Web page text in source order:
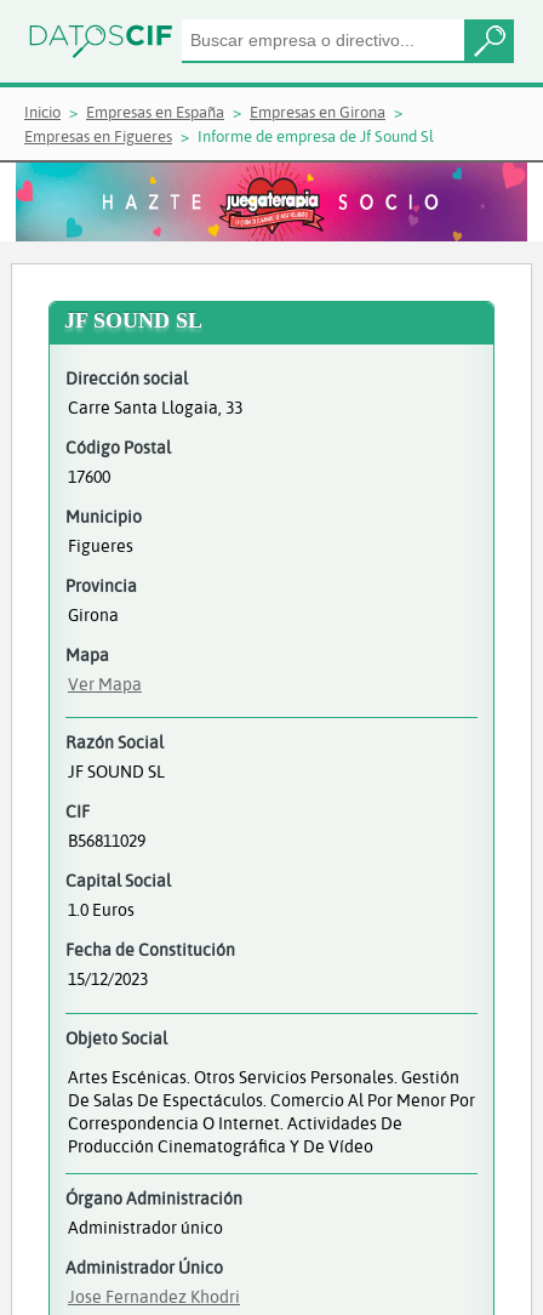
Inicio Empresas en España
Empresas en Girona
Empresas en Figueres
Informe de empresa de Jf Sound Sl
JF SOUND SL
Dirección social
Carre Santa Llogaia, 33
Código Postal
17600
Municipio
Figueres
Provincia
Girona
Mapa
Ver Mapa
Razón Social
JF SOUND SL
CIF
B56811029
Capital Social
1.0 Euros
Fecha de Constitución
15/12/2023
Objeto Social
Artes Escénicas. Otros Servicios Personales. Gestión
De Salas De Espectáculos. Comercio Al Por Menor Por
Correspondencia O Internet. Actividades De
Producción Cinematográfica Y De Vídeo
Órgano Administración
Administrador único
Administrador Único
Jose Fernandez Khodri